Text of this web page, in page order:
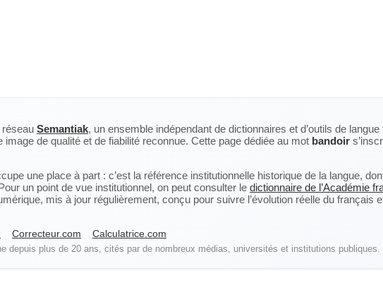
réseau Semantiak, un ensemble indépendant de dictionnaires et d’outils de
de qualité et de fiabilité reconnue. Cette page dédiée au mot bandoir
une place à part : c’est la référence institutionnelle historique de la langue,
un point de vue institutionnel, on peut consulter le dictionnaire de l’Académie
mis à jour régulièrement, conçu pour suivre l’évolution réelle du français
Correcteur.com Calculatrice.com
depuis plus de 20 ans, cités par de nombreux médias, universités et institutions publiques.